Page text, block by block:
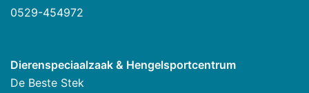
0529-454972
Dierenspeciaalzaak & Hengelsportcentrum
De Beste Stek